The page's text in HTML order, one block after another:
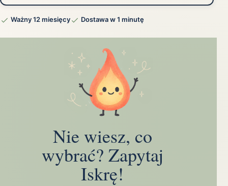
Ważny 12 miesięcy Dostawa w 1 minutę
Nie wiesz, co
wybrać? Zapytaj
Iskrę!